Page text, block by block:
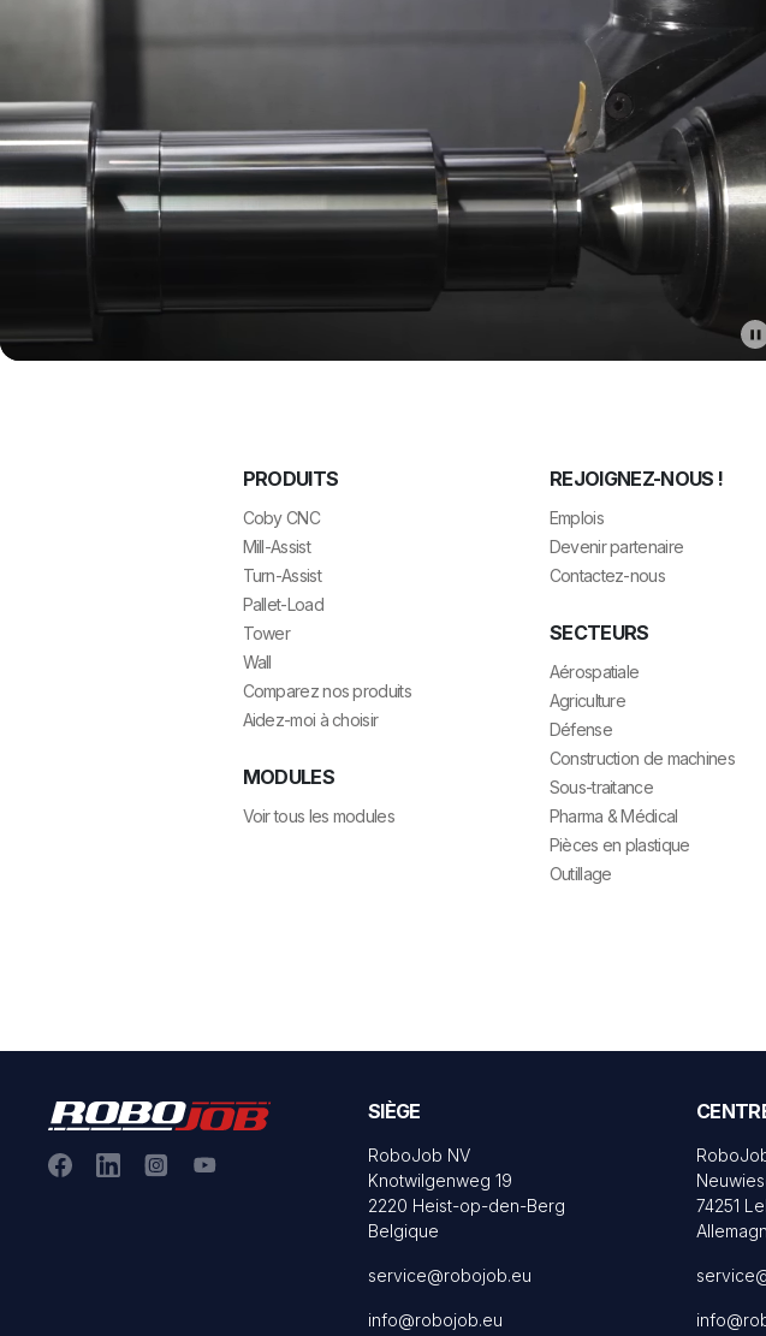
PRODUITS
Coby CNC
Mill-Assist
Turn-Assist
Pallet-Load
Tower
Wall
Comparez nos produits
Aidez-moi à choisir
MODULES
Voir tous les modules
REJOIGNEZ-NOUS !
Emplois
Devenir partenaire
Contactez-nous
SECTEURS
Aérospatiale
Agriculture
Défense
Construction de machines
Sous-traitance
Pharma & Médical
Pièces en plastique
Outillage
SIÈGE
RoboJob NV
Knotwilgenweg 19
2220 Heist-op-den-Berg
Belgique
service@robojob.eu
info@robojob.eu
74251